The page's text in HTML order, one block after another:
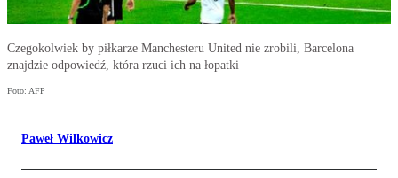
Czegokolwiek by piłkarze Manchesteru United nie zrobili, Barcelona
znajdzie odpowiedź, która rzuci ich na łopatki
Foto: AFP
Paweł Wilkowicz